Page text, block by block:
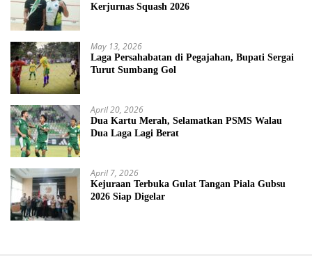
Kerjurnas Squash 2026
May 13, 2026
Laga Persahabatan di Pegajahan, Bupati Sergai
Turut Sumbang Gol
April 20, 2026
Dua Kartu Merah, Selamatkan PSMS Walau
Dua Laga Lagi Berat
April 7, 2026
Kejuraan Terbuka Gulat Tangan Piala Gubsu
2026 Siap Digelar